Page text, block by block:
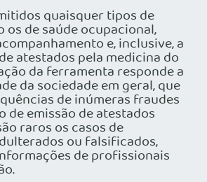
quaisquer tipos de
os de saúde ocupacional,
e, inclusive, a
atestados pela medicina do
da ferramenta responde a
da sociedade em geral, que
de inúmeras fraudes
de emissão de atestados
raros os casos de
ou falsificados,
de profissionais